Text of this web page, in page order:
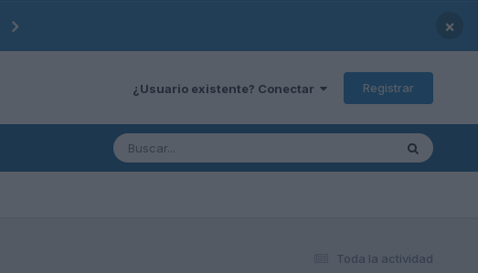
×
¿Usuario existente? Conectar Registrar
Toda la actividad